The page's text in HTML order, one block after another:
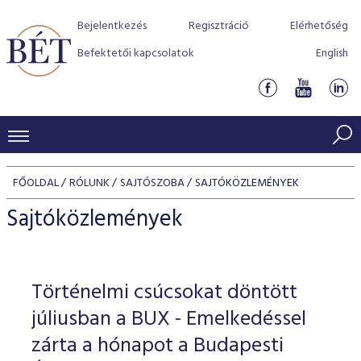
Bejelentkezés Regisztráció
Elérhetőség
Befektetői kapcsolatok
English
KERESKEDÉSI ADATOK
INDEXEK
Jelzáloglevél indexek
Vállalati kötvény indexek
Azonnali Piac
Részvények
Származékos piac
BEFEKTETŐK
Részvény szekció
Hitelpapír szekció
BÉT szabályzatok
Befektetővédelem
Alkalmazott díjstruktúra
Elszámolás
Részvény és vállalati kötvény tőzsdei bevezetését
program
BÉT Xtend - Részvénypiac egyszerűen
TŐZSDETAGOK
Tőzsdetagok, üzletkötők
VENDOROK
FŐOLDAL RÓLUNK SAJTÓSZOBA SAJTÓKÖZLEMÉNYEK
Sajtóközlemények
Történelmi csúcsokat döntött
júliusban a BUX - Emelkedéssel
zárta a hónapot a Budapesti